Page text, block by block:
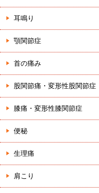
耳鳴り
顎関節症
首の痛み
股関節痛・変形性股関節症
膝痛・変形性膝関節症
便秘
生理痛
肩こり